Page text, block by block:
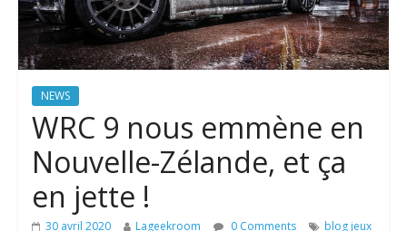
NEWS
WRC 9 nous emmène en
Nouvelle-Zélande, et ça
en jette !
30 avril 2020 Lageekroom 0 Comments
blog jeux